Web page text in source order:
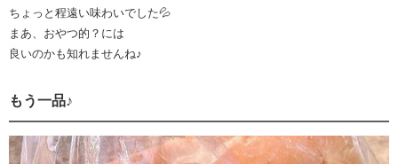
ちょっと程遠い味わいでした💦
まあ、おやつ的？には
良いのかも知れませんね♪
もう一品♪